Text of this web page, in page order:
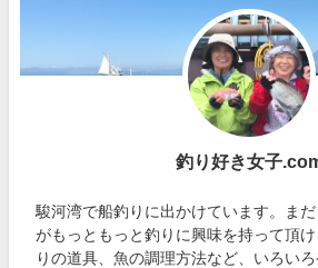
釣り好き女子
駿河湾で船釣りに出かけています。ま
がもっともっと釣りに興味を持って頂
りの道具、魚の調理方法など、いろい